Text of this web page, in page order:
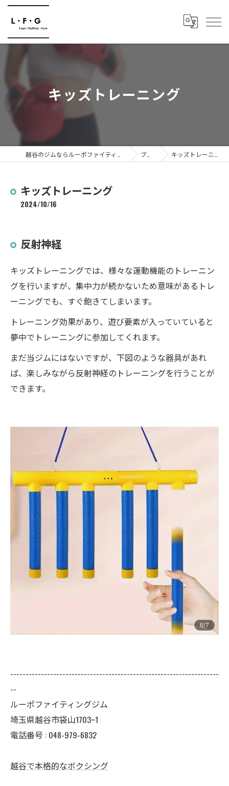
キッズトレーニング
ブログ キッズトレーニング
キッズトレーニング
2024/10/16
反射神経
キッズトレーニングでは、様々な運動機能のトレーニン
グを行いますが、集中力が続かないため意味があるトレ
ーニングでも、すぐ飽きてしまいます。
トレーニング効果があり、遊び要素が入っていていると
夢中でトレーニングに参加してくれます。
まだ当ジムにはないですが、下図のような器具があれ
ば、楽しみながら反射神経のトレーニングを行うことが
できます。
--------------------------------------------------------------------
--
ルーポファイティングジム
埼玉県越谷市袋山1703ｰ1
電話番号 : 048-979-6832
越谷で本格的なボクシング